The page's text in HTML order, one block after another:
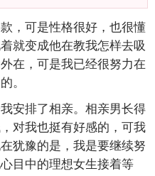
，可是性格很好，也很懂
就变成他在教我怎样去吸
在，可是我已经很努力在
。
安排了相亲。相亲男长得
对我也挺有好感的，可我
犹豫的是，我是要继续努
目中的理想女生接着等